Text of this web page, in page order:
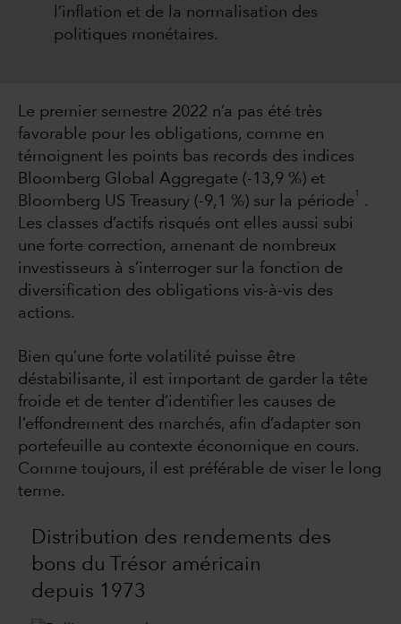
l’inflation et de la normalisation des
politiques monétaires.
Le premier semestre 2022 n’a pas été très
favorable pour les obligations, comme en
témoignent les points bas records des indices
Bloomberg Global Aggregate (-13,9 %) et
Bloomberg US Treasury (-9,1 %) sur la période
1
.
Les classes d’actifs risqués ont elles aussi subi
une forte correction, amenant de nombreux
investisseurs à s’interroger sur la fonction de
diversification des obligations vis-à-vis des
actions.
Bien qu’une forte volatilité puisse être
déstabilisante, il est important de garder la tête
froide et de tenter d’identifier les causes de
l’effondrement des marchés, afin d’adapter son
portefeuille au contexte économique en cours.
Comme toujours, il est préférable de viser le long
terme.
Distribution des rendements des
bons du Trésor américain
depuis 1973